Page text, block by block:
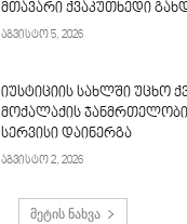
მთავარი ქვაკუთხედი
აგვისტო 5, 2026
იუსტიციის სახლში უცხო
მოქალაქის
სერვისი დაინერგა
აგვისტო 2, 2026
მეტის ნახვა